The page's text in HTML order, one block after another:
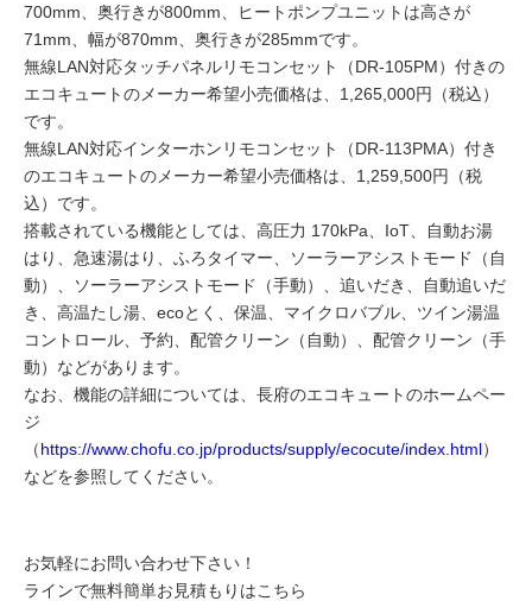
700mm、奥行きが800mm、ヒートポンプユニットは高さが
71mm、幅が870mm、奥行きが285mmです。
無線LAN対応タッチパネルリモコンセット（DR-105PM）付きの
エコキュートのメーカー希望小売価格は、1,265,000円（税込）
です。
無線LAN対応インターホンリモコンセット（DR-113PMA）付き
のエコキュートのメーカー希望小売価格は、1,259,500円（税
込）です。
搭載されている機能としては、高圧力 170kPa、IoT、自動お湯
はり、急速湯はり、ふろタイマー、ソーラーアシストモード（自
動）、ソーラーアシストモード（手動）、追いだき、自動追いだ
き、高温たし湯、ecoとく、保温、マイクロバブル、ツイン湯温
コントロール、予約、配管クリーン（自動）、配管クリーン（手
動）などがあります。
なお、機能の詳細については、長府のエコキュートのホームペー
ジ
（https://www.chofu.co.jp/products/supply/ecocute/index.html）
などを参照してください。
お気軽にお問い合わせ下さい！
ラインで無料簡単お見積もりはこちら